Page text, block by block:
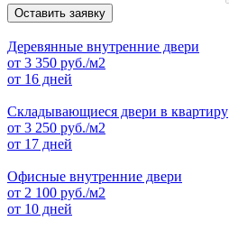
Оставить заявку
Деревянные внутренние двери
от 3 350 руб./м2
от 16 дней
Складывающиеся двери в квартиру
от 3 250 руб./м2
от 17 дней
Офисные внутренние двери
от 2 100 руб./м2
от 10 дней